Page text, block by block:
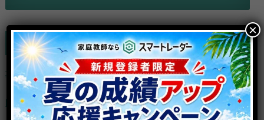
東京都
城北中学校
開成中学校
×